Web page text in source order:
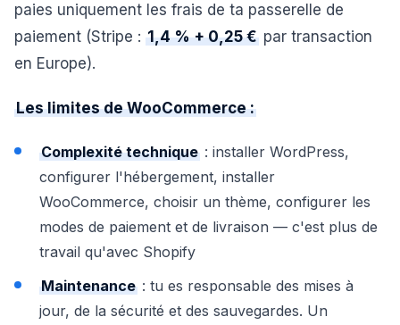
paies uniquement les frais de ta passerelle de
paiement (Stripe : 1,4 % + 0,25 € par transaction
en Europe).
Les limites de WooCommerce :
Complexité technique : installer WordPress,
configurer l'hébergement, installer
WooCommerce, choisir un thème, configurer les
modes de paiement et de livraison — c'est plus de
travail qu'avec Shopify
Maintenance : tu es responsable des mises à
jour, de la sécurité et des sauvegardes. Un